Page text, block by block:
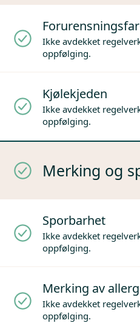
Ikke avdekket
oppfølging.
Kjølekjeden
Ikke avdekket
oppfølging.
Merking og
Sporbarhet
Ikke avdekket
oppfølging.
Merking av
Ikke avdekket
oppfølging.